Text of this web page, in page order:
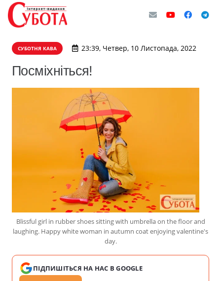
СУБОТНЯ КАВА 23:39, Четвер, 10 Листопада, 2022
Посміхніться!
Blissful girl in rubber shoes sitting with umbrella on the floor and
laughing. Happy white woman in autumn coat enjoying valentine's
day.
ПІДПИШІТЬСЯ НА НАС В GOOGLE